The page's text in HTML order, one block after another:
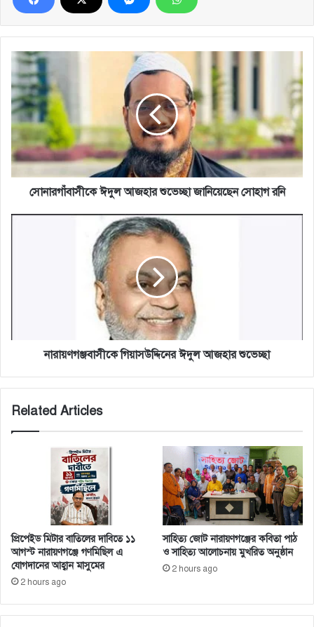
সোনারগাঁবাসীকে
ঈদুল
আজহার
শুভেচ্ছা
জানিয়েছেন
সোহাগ
সোনারগাঁবাসীকে ঈদুল আজহার শুভেচ্ছা জানিয়েছেন সোহাগ রনি
নারায়ণগঞ্জবাসীকে গিয়াসউদ্দিনের ঈদুল আজহার শুভেচ্ছা
Related Articles
প্রিপেইড মিটার বাতিলের দাবিতে ১১
আগস্ট নারায়ণগঞ্জে গণমিছিল এ
যোগদানের আহ্বান মাসুমের
2 hours ago
সাহিত্য জোট নারায়ণগঞ্জের কবিতা পাঠ
ও সাহিত্য আলোচনায় মুখরিত অনুষ্ঠান
2 hours ago